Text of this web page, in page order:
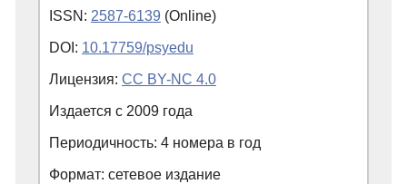
ISSN: 2587-6139 (Online)
DOI: 10.17759/psyedu
Лицензия: CC BY-NC 4.0
Издается с 2009 года
Периодичность: 4 номера в год
Формат: сетевое издание